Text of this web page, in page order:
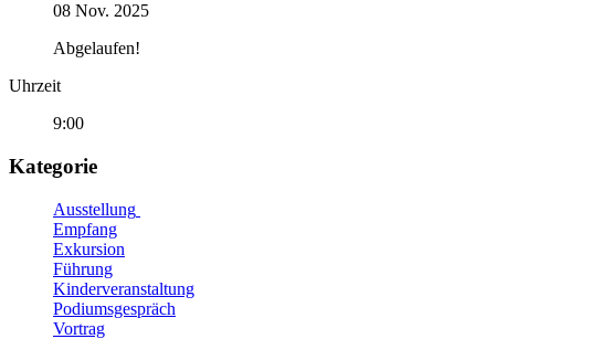
08 Nov. 2025
Abgelaufen!
Uhrzeit
9:00
Kategorie
Ausstellung
Empfang
Exkursion
Führung
Kinderveranstaltung
Podiumsgespräch
Vortrag